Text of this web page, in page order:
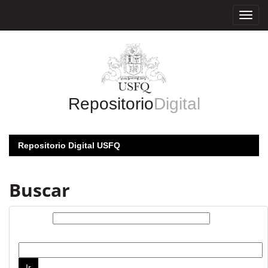
RepositorioDigital
Repositorio Digital USFQ
Buscar